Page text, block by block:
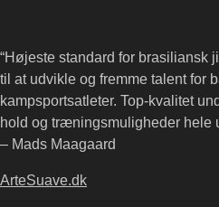
“Højeste standard for brasiliansk
til at udvikle og fremme talent for
kampsportsatleter. Top-kvalitet
hold og træningsmuligheder hele
– Mads Maagaard
ArteSuave.dk